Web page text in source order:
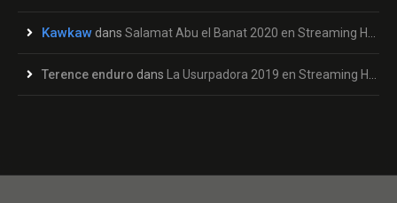
Kawkaw dans Salamat Abu el Banat 2020 en Streaming HD Gratuit !
Terence enduro dans La Usurpadora 2019 en Streaming HD Gratuit !